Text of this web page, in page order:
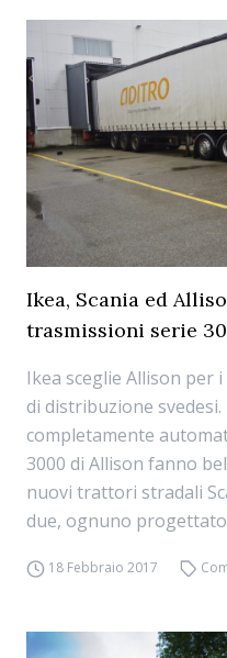
Ikea, Scania ed
trasmissioni serie
Ikea sceglie Allison per
di distribuzione
completamente
3000 di Allison fanno
nuovi trattori stradali
due, ognuno progettato
18 Febbraio 2017